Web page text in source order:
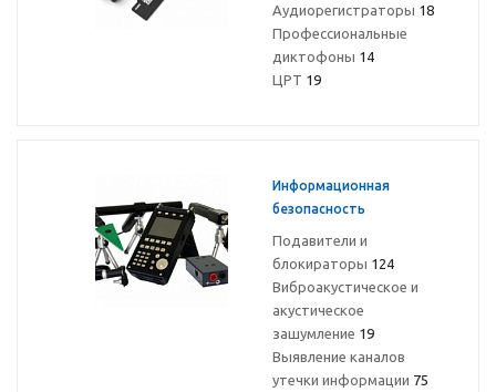
Аудиорегистраторы 18
Профессиональные
диктофоны 14
ЦРТ 19
Информационная
безопасность
Подавители и
блокираторы 124
Виброакустическое и
акустическое
зашумление 19
Выявление каналов
утечки информации 75